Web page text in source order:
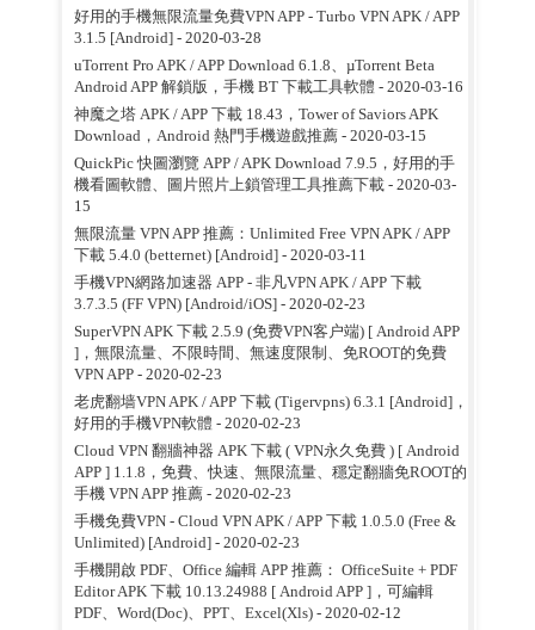
好用的手機無限流量免費VPN APP - Turbo VPN APK / APP
3.1.5 [Android]- 2020-03-28
uTorrent Pro APK / APP Download 6.1.8、µTorrent Beta
Android APP 解鎖版，手機 BT 下載工具軟體 - 2020-03-16
神魔之塔 APK / APP 下載 18.43，Tower of Saviors APK
Download，Android 熱門手機遊戲推薦- 2020-03-15
QuickPic 快圖瀏覽 APP / APK Download 7.9.5，好用的手
機看圖軟體、圖片照片上鎖管理工具推薦下載- 2020-03-
15
無限流量 VPN APP 推薦：Unlimited Free VPN APK / APP
下載 5.4.0 (betternet) [Android]- 2020-03-11
手機VPN網路加速器 APP - 非凡VPN APK / APP 下載
3.7.3.5 (FF VPN) [Android/iOS]- 2020-02-23
SuperVPN APK 下載 2.5.9 (免费VPN客户端) [ Android APP
]，無限流量、不限時間、無速度限制、免ROOT的免費
VPN APP- 2020-02-23
老虎翻墙VPN APK / APP 下載 (Tigervpns) 6.3.1 [Android]，
好用的手機VPN軟體 - 2020-02-23
Cloud VPN 翻牆神器 APK 下載 ( VPN永久免費 ) [ Android
APP ] 1.1.8，免費、快速、無限流量、穩定翻牆免ROOT的
手機 VPN APP 推薦- 2020-02-23
手機免費VPN - Cloud VPN APK / APP 下載 1.0.5.0 (Free &
Unlimited) [Android]- 2020-02-23
手機開啟 PDF、Office 編輯 APP 推薦： OfficeSuite + PDF
Editor APK 下載 10.13.24988 [ Android APP ]，可編輯
PDF、Word(Doc)、PPT、Excel(Xls)- 2020-02-12